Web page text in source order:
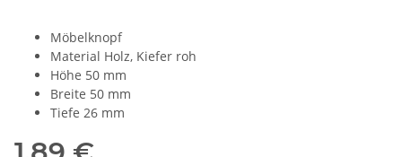
Möbelknopf
Material Holz, Kiefer roh
Höhe 50 mm
Breite 50 mm
Tiefe 26 mm